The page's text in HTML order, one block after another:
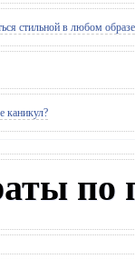
стильной в любом образе
каникул?
по